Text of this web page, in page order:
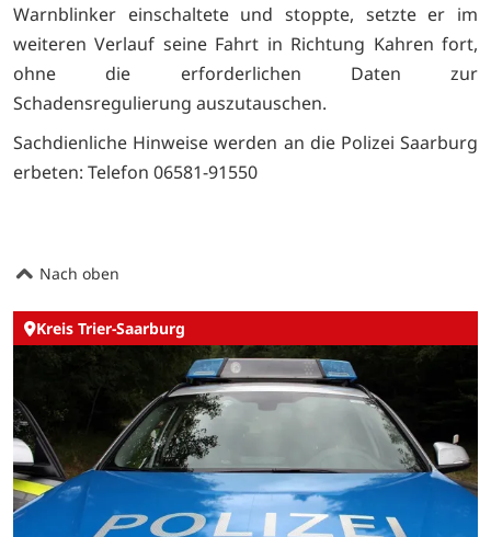
Warnblinker einschaltete und stoppte, setzte er im
weiteren Verlauf seine Fahrt in Richtung Kahren fort,
ohne die erforderlichen Daten zur
Schadensregulierung auszutauschen.
Sachdienliche Hinweise werden an die Polizei Saarburg
erbeten: Telefon 06581-91550
Nach oben
Kreis Trier-Saarburg